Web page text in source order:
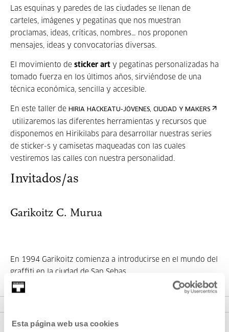
Esta página web usa cookies
Las esquinas y paredes de las ciudades se llenan de
carteles, imágenes y pegatinas que nos muestran
proclamas, ideas, críticas, nombres… nos proponen
mensajes, ideas y convocatorias diversas.
El movimiento de sticker art y pegatinas personalizadas ha
tomado fuerza en los últimos años, sirviéndose de una
técnica económica, sencilla y accesible.
En este taller de HIRIA HACKEATU-JÓVENES, CIUDAD Y MAKERS
utilizaremos las diferentes herramientas y recursos que
disponemos en Hirikilabs para desarrollar nuestras series
de sticker-s y camisetas maqueadas con las cuales
vestiremos las calles con nuestra personalidad.
Invitados/as
Garikoitz C. Murua
En 1994 Garikoitz comienza a introducirse en el mundo del
graffiti en la ciudad de San Sebas...
MÁS INFORMACIÓN